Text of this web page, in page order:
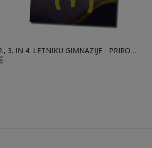
KNJIŽEVNOST V 1., 2., 3. IN 4. LETNIKU GIMNAZIJE - PRIROČNIŠKI KOMPLET ZA MATURO